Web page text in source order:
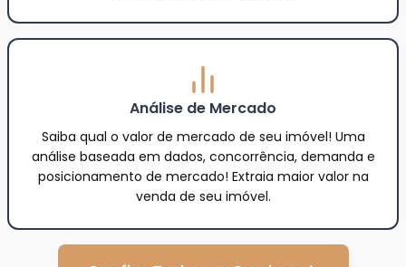
Análise de Mercado
Saiba qual o valor de mercado de seu imóvel! Uma
análise baseada em dados, concorrência, demanda e
posicionamento de mercado! Extraia maior valor na
venda de seu imóvel.